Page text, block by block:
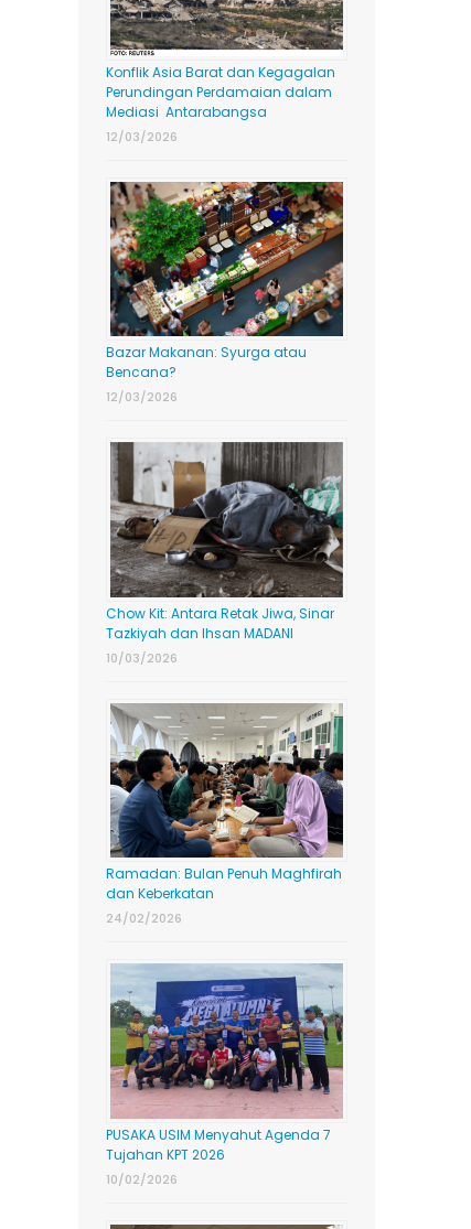
Konflik Asia Barat dan Kegagalan
Perundingan Perdamaian dalam
Mediasi Antarabangsa
12/03/2026
Bazar Makanan: Syurga atau
Bencana?
12/03/2026
Chow Kit: Antara Retak Jiwa, Sinar
Tazkiyah dan Ihsan MADANI
10/03/2026
Ramadan: Bulan Penuh Maghfirah
dan Keberkatan
24/02/2026
PUSAKA USIM Menyahut Agenda 7
Tujahan KPT 2026
10/02/2026